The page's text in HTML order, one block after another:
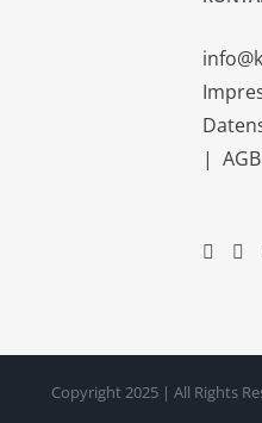
| AGB
Copyright 2025 | All Rights